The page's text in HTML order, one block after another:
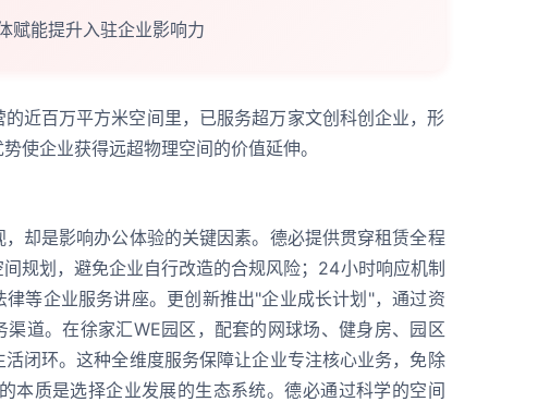
赋能提升入驻企业影响力
近百万平方米空间里，已服务超万家文创科创企业，形
使企业获得远超物理空间的价值延伸。
却是影响办公体验的关键因素。德必提供贯穿租赁全程
规划，避免企业自行改造的合规风险；24小时响应机制
等企业服务讲座。更创新推出"企业成长计划"，通过资
道。在徐家汇WE园区，配套的网球场、健身房、园区
闭环。这种全维度服务保障让企业专注核心业务，免除
本质是选择企业发展的生态系统。德必通过科学的空间